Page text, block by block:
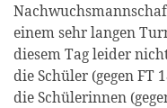
einem sehr langen
diesem Tag leider
die Schüler (gegen FT
die Schülerinnen